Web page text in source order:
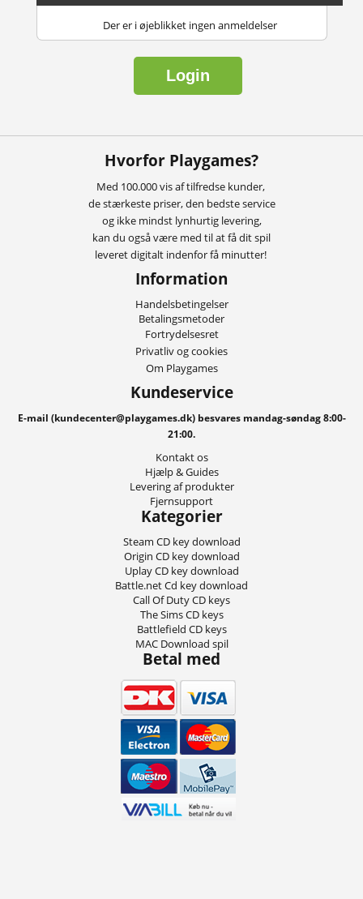
Der er i øjeblikket ingen anmeldelser
Login
Hvorfor Playgames?
Med 100.000 vis af tilfredse kunder,
de stærkeste priser, den bedste service
og ikke mindst lynhurtig levering,
kan du også være med til at få dit spil
leveret digitalt indenfor få minutter!
Information
Handelsbetingelser
Betalingsmetoder
Fortrydelsesret
Privatliv og cookies
Om Playgames
Kundeservice
E-mail (kundecenter@playgames.dk) besvares mandag-søndag 8:00-
21:00.
Kontakt os
Hjælp & Guides
Levering af produkter
Fjernsupport
Kategorier
Steam CD key download
Origin CD key download
Uplay CD key download
Battle.net Cd key download
Call Of Duty CD keys
The Sims CD keys
Battlefield CD keys
MAC Download spil
Betal med